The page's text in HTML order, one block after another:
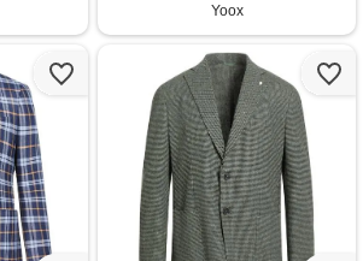
Yoox